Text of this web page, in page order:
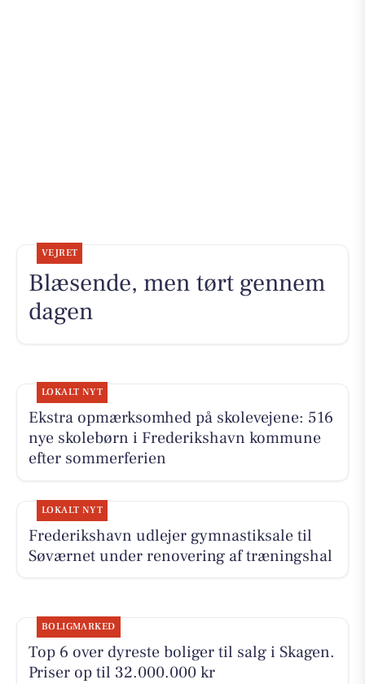
VEJRET
Blæsende, men tørt gennem
dagen
LOKALT NYT
Ekstra opmærksomhed på skolevejene: 516
nye skolebørn i Frederikshavn kommune
efter sommerferien
LOKALT NYT
Frederikshavn udlejer gymnastiksale til
Søværnet under renovering af træningshal
BOLIGMARKED
Top 6 over dyreste boliger til salg i Skagen.
Priser op til 32.000.000 kr